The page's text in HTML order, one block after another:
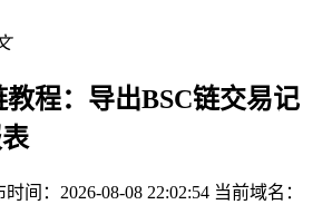
程：导出BSC链交易记
时间：2026-08-08 22:02:54 当前域名：